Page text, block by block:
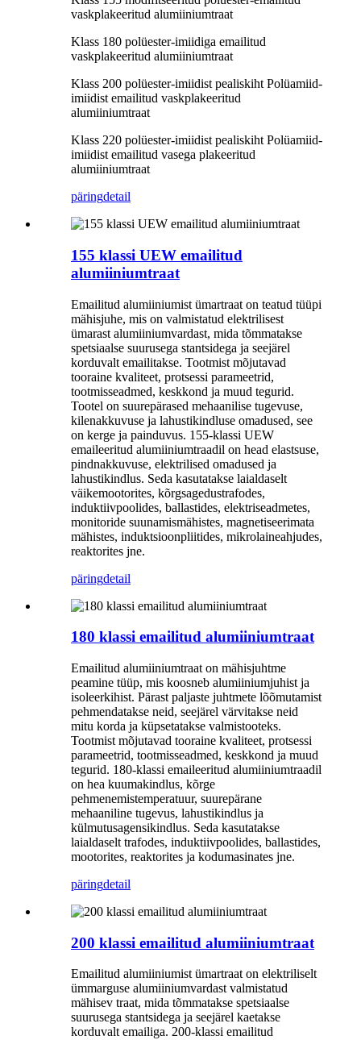
vaskplakeeritud alumiiniumtraat
Klass 180 polüester-imiidiga emailitud
vaskplakeeritud alumiiniumtraat
Klass 200 polüester-imiidist pealiskiht Polüamiid-
imiidist emailitud vaskplakeeritud
alumiiniumtraat
Klass 220 polüester-imiidist pealiskiht Polüamiid-
imiidist emailitud vasega plakeeritud
alumiiniumtraat
päringdetail
155 klassi UEW emailitud
alumiiniumtraat
Emailitud alumiiniumist ümartraat on teatud tüüpi
mähisjuhe, mis on valmistatud elektrilisest
ümarast alumiiniumvardast, mida tõmmatakse
spetsiaalse suurusega stantsidega ja seejärel
korduvalt emailitakse. Tootmist mõjutavad
tooraine kvaliteet, protsessi parameetrid,
tootmisseadmed, keskkond ja muud tegurid.
Tootel on suurepärased mehaanilise tugevuse,
kilenakkuvuse ja lahustikindluse omadused, see
on kerge ja painduvus. 155-klassi UEW
emaileeritud alumiiniumtraadil on head elastsuse,
pindnakkuvuse, elektrilised omadused ja
lahustikindlus. Seda kasutatakse laialdaselt
väikemootorites, kõrgsagedustrafodes,
induktiivpoolides, ballastides, elektriseadmetes,
monitoride suunamismähistes, magnetiseerimata
mähistes, induktsioonpliitides, mikrolaineahjudes,
reaktorites jne.
päringdetail
180 klassi emailitud alumiiniumtraat
Emailitud alumiiniumtraat on mähisjuhtme
peamine tüüp, mis koosneb alumiiniumjuhist ja
isoleerkihist. Pärast paljaste juhtmete lõõmutamist
pehmendatakse neid, seejärel värvitakse neid
mitu korda ja küpsetatakse valmistooteks.
Tootmist mõjutavad tooraine kvaliteet, protsessi
parameetrid, tootmisseadmed, keskkond ja muud
tegurid. 180-klassi emaileeritud alumiiniumtraadil
on hea kuumakindlus, kõrge
pehmenemistemperatuur, suurepärane
mehaaniline tugevus, lahustikindlus ja
külmutusagensikindlus. Seda kasutatakse
laialdaselt trafodes, induktiivpoolides, ballastides,
mootorites, reaktorites ja kodumasinates jne.
päringdetail
200 klassi emailitud alumiiniumtraat
Emailitud alumiiniumist ümartraat on elektriliselt
ümmarguse alumiiniumvardast valmistatud
mähisev traat, mida tõmmatakse spetsiaalse
suurusega stantsidega ja seejärel kaetakse
korduvalt emailiga. 200-klassi emailitud